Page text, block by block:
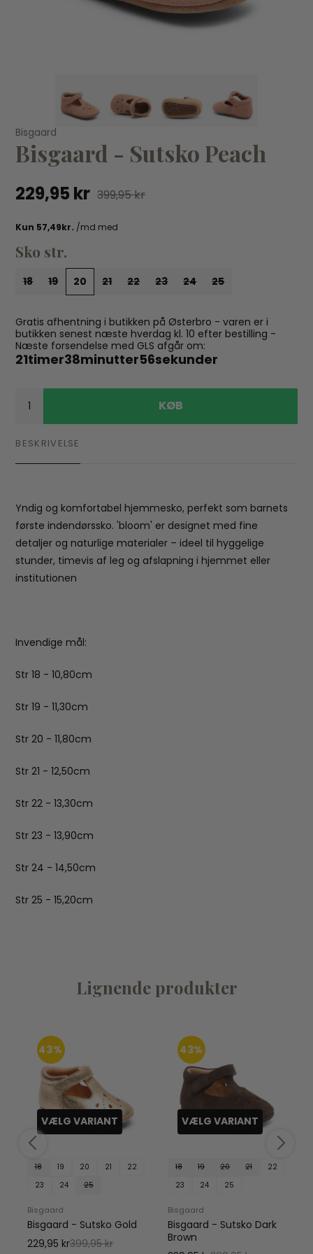
Bibs
BIBS - Sut i naturgummi/latex Size 2 - Violet Sky
44,95 kr
Bisgaard
Bisgaard - Sutsko Peach
229,95 kr 399,95 kr
Sko str.
18 19 20 21 22 23 24 25
Gratis afhentning i butikken på Østerbro - varen er i
butikken senest næste hverdag kl. 10 efter bestilling -
Næste forsendelse med GLS afgår om:
21timer38minutter55sekunder
KØB
BESKRIVELSE
Yndig og komfortabel hjemmesko, perfekt som barnets
første indendørssko. 'bloom' er designet med fine
detaljer og naturlige materialer – ideel til hyggelige
stunder, timevis af leg og afslapning i hjemmet eller
institutionen
Invendige mål:
Str 18 - 10,80cm
Str 19 - 11,30cm
Str 20 - 11,80cm
Str 21 - 12,50cm
Str 22 - 13,30cm
Str 23 - 13,90cm
Str 24 - 14,50cm
Str 25 - 15,20cm
Lignende produkter
43%
VÆLG VARIANT
18 19 20 21
22
23
24 25
Bisgaard
Bisgaard - Sutsko Gold
229,95 kr399,95 kr
43%
VÆLG VARIANT
18 19 20 21
22
23
24 25
Bisgaard
Bisgaard - Sutsko Dark
Brown